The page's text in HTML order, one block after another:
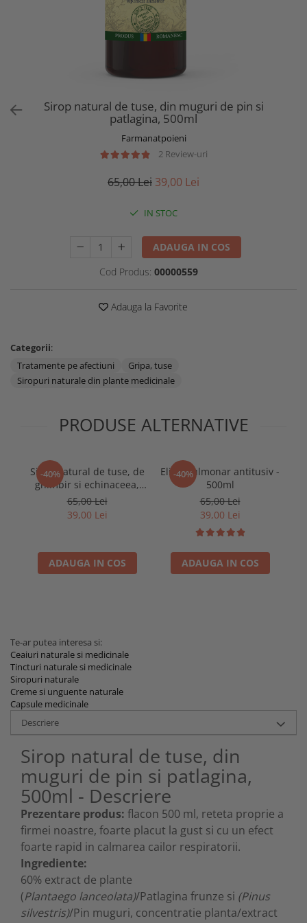
Sirop natural de tuse, din muguri de pin si
patlagina, 500ml
Farmanatpoieni
2 Review-uri
65,00 Lei 39,00 Lei
IN STOC
ADAUGA IN COS
Cod Produs: 00000559
Adauga la Favorite
Categorii:
Tratamente pe afectiuni
Gripa, tuse
Siropuri naturale din plante medicinale
PRODUSE ALTERNATIVE
-40%
Sirop natural de tuse, de
ghimbir si echinaceea,
500ml
65,00 Lei
39,00 Lei
ADAUGA IN COS
-40%
Elixir pulmonar antitusiv -
500ml
65,00 Lei
39,00 Lei
ADAUGA IN COS
Te-ar putea interesa si:
Ceaiuri naturale si medicinale
Tincturi naturale si medicinale
Siropuri naturale
Creme si unguente naturale
Capsule medicinale
Descriere
Sirop natural de tuse, din
muguri de pin si patlagina,
500ml - Descriere
Prezentare produs: flacon 500 ml, reteta proprie a
firmei noastre, foarte placut la gust si cu un efect
foarte rapid in calmarea cailor respiratorii.
Ingrediente:
60% extract de plante
(Plantaego lanceolata)/Patlagina frunze si (Pinus
silvestris)/Pin muguri, concentratie planta/extract